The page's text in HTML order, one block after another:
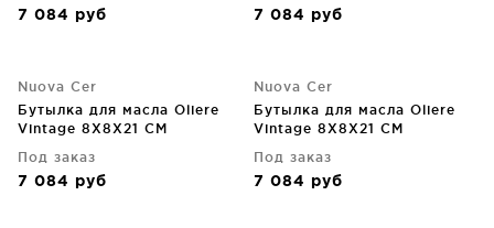
7 084 руб 7 084 руб
Nuova Cer
Бутылка для масла Oliere
Vintage 8X8X21 CM
Под заказ
7 084 руб
Nuova Cer
Бутылка для масла Oliere
Vintage 8X8X21 CM
Под заказ
7 084 руб